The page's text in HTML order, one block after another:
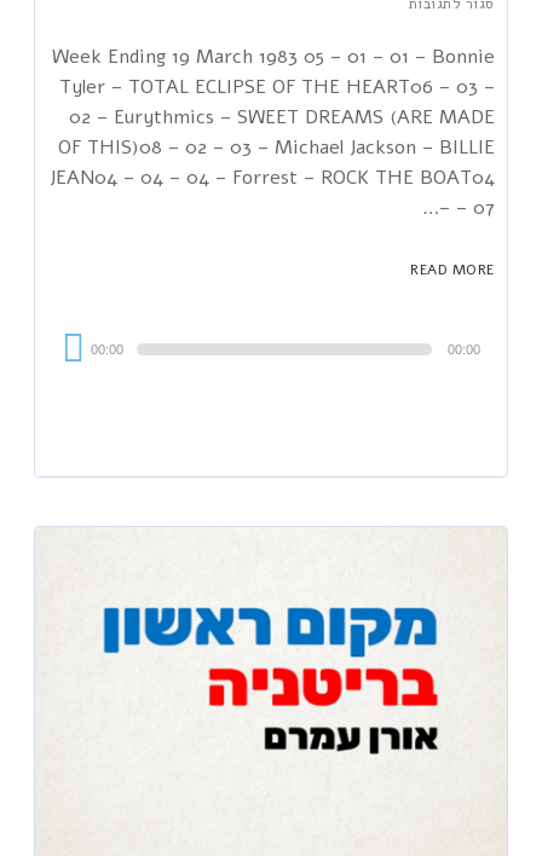
Week Ending 19 March 1983 05 – 01 – 01 – Bonnie
Tyler – TOTAL ECLIPSE OF THE HEART06 – 03 –
02 – Eurythmics – SWEET DREAMS (ARE MADE
OF THIS)08 – 02 – 03 – Michael Jackson – BILLIE
JEAN04 – 04 – 04 – Forrest – ROCK THE BOAT04
– 07 –…
READ MORE
00:00 00:00